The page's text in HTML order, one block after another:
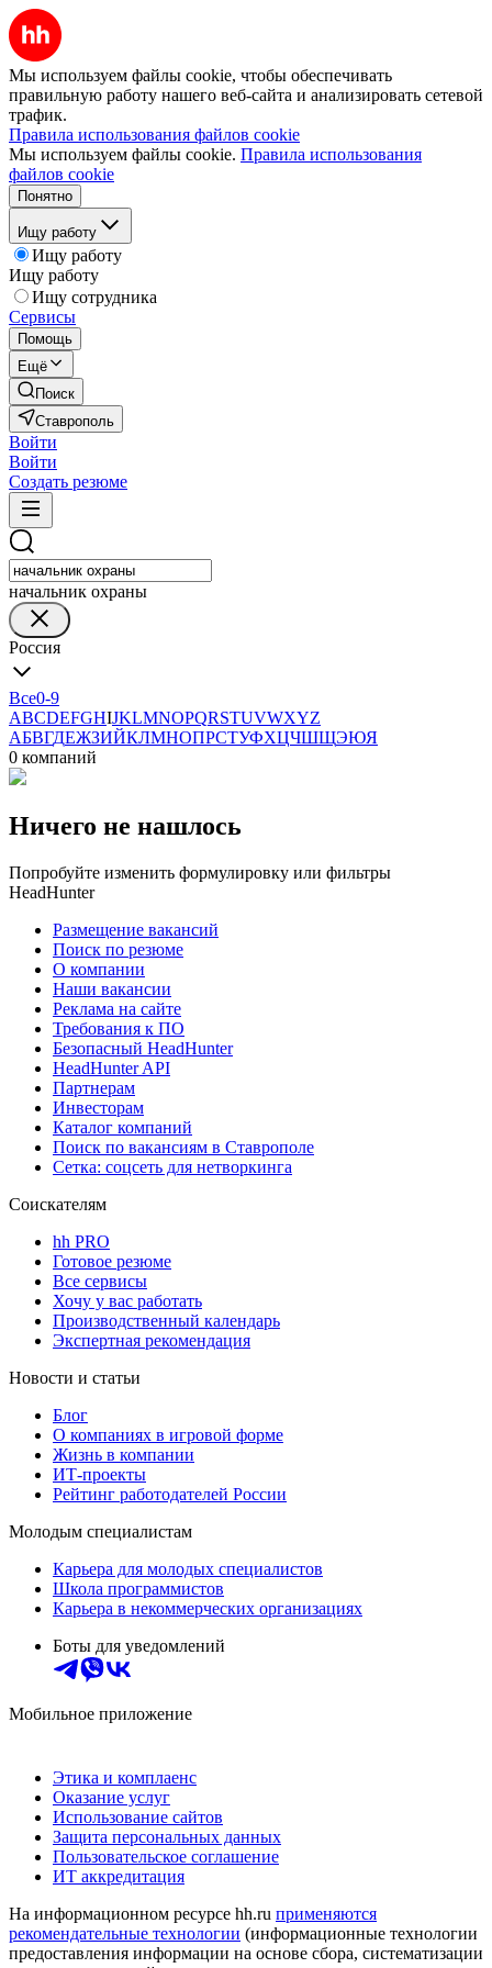
Мы используем файлы cookie, чтобы обеспечивать
правильную работу нашего веб-сайта и анализировать сетевой
трафик.
Правила использования файлов cookie
Мы используем файлы cookie. Правила использования
файлов cookie
Понятно
Ищу работу
Ищу работу
Ищу работу
Ищу сотрудника
Сервисы
Помощь
Ещё
Поиск
Ставрополь
Войти
Войти
Создать резюме
начальник охраны
Россия
Все0-9
ABCDEFGHIJKLMNOPQRSTUVWXYZ
АБВГДЕЖЗИЙКЛМНОПРСТУФХЦЧШЩЭЮЯ
0 компаний
Ничего не нашлось
Попробуйте изменить формулировку или фильтры
HeadHunter
Размещение вакансий
Поиск по резюме
О компании
Наши вакансии
Реклама на сайте
Требования к ПО
Безопасный HeadHunter
HeadHunter API
Партнерам
Инвесторам
Каталог компаний
Поиск по вакансиям в Ставрополе
Сетка: соцсеть для нетворкинга
Соискателям
hh PRO
Готовое резюме
Все сервисы
Хочу у вас работать
Производственный календарь
Экспертная рекомендация
Новости и статьи
Блог
О компаниях в игровой форме
Жизнь в компании
ИТ-проекты
Рейтинг работодателей России
Молодым специалистам
Карьера для молодых специалистов
Школа программистов
Карьера в некоммерческих организациях
Боты для уведомлений
Мобильное приложение
Этика и комплаенс
Оказание услуг
Использование сайтов
Защита персональных данных
Пользовательское соглашение
ИТ аккредитация
На информационном ресурсе hh.ru применяются
рекомендательные технологии (информационные технологии
предоставления информации на основе сбора, систематизации